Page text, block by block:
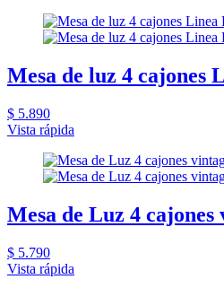
Mesa de luz 4 cajones
$ 5.890
Vista rápida
Mesa de Luz 4
$ 5.790
Vista rápida